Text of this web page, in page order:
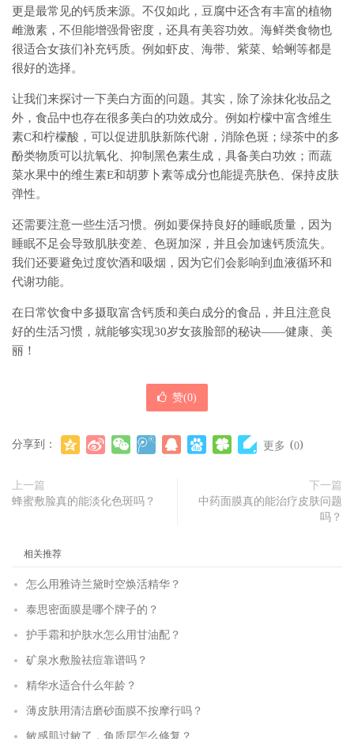
更是最常见的钙质来源。不仅如此，豆腐中还含有丰富的植物
雌激素，不但能增强骨密度，还具有美容功效。海鲜类食物也
很适合女孩们补充钙质。例如虾皮、海带、紫菜、蛤蜊等都是
很好的选择。
让我们来探讨一下美白方面的问题。其实，除了涂抹化妆品之
外，食品中也存在很多美白的功效成分。例如柠檬中富含维生
素C和柠檬酸，可以促进肌肤新陈代谢，消除色斑；绿茶中的多
酚类物质可以抗氧化、抑制黑色素生成，具备美白功效；而蔬
菜水果中的维生素E和胡萝卜素等成分也能提亮肤色、保持皮肤
弹性。
还需要注意一些生活习惯。例如要保持良好的睡眠质量，因为
睡眠不足会导致肌肤变差、色斑加深，并且会加速钙质流失。
我们还要避免过度饮酒和吸烟，因为它们会影响到血液循环和
代谢功能。
在日常饮食中多摄取富含钙质和美白成分的食品，并且注意良
好的生活习惯，就能够实现30岁女孩脸部的秘诀——健康、美
丽！
赞(0)
分享到： 更多 (0)
上一篇
蜂蜜敷脸真的能淡化色斑吗？
下一篇
中药面膜真的能治疗皮肤问题
吗？
相关推荐
怎么用雅诗兰黛时空焕活精华？
泰思密面膜是哪个牌子的？
护手霜和护肤水怎么用甘油配？
矿泉水敷脸祛痘靠谱吗？
精华水适合什么年龄？
薄皮肤用清洁磨砂面膜不按摩行吗？
敏感肌过敏了，角质层怎么修复？